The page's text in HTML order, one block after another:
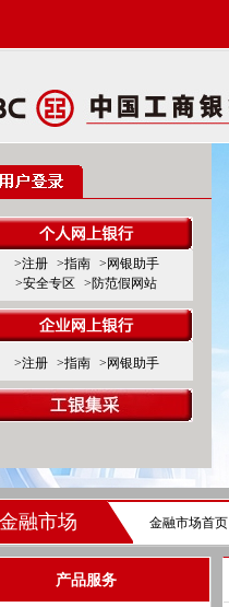
>注册 >指南
>网银助手
>安全专区
>防范假网站
>注册 >指南 >网银助手
金融市场 金融市场首页
产品服务